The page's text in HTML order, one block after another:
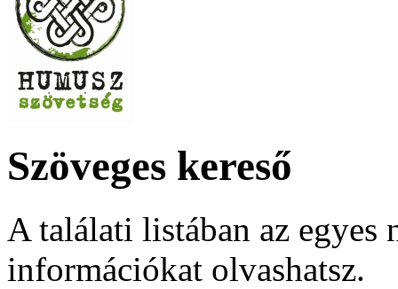
Szöveges kereső
A találati listában az
információkat olvashatsz.